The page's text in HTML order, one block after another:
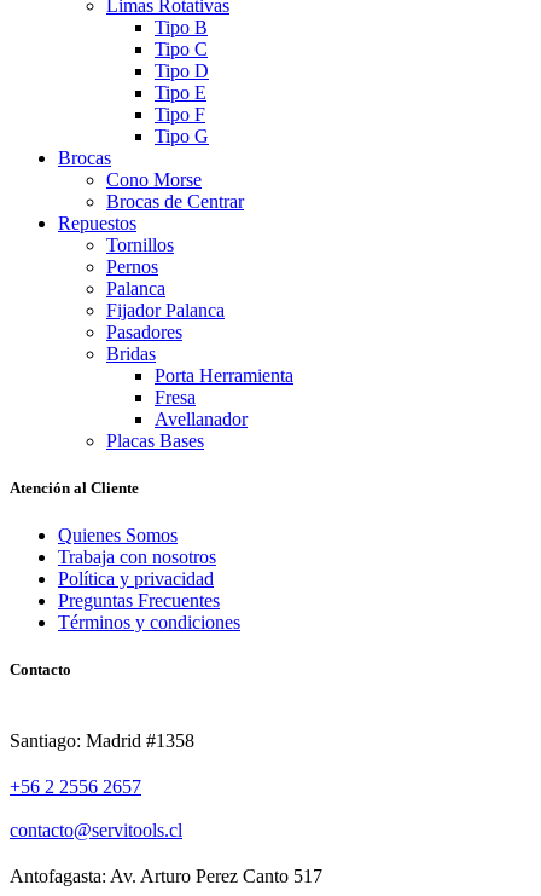
Limas Rotativas
Tipo B
Tipo C
Tipo D
Tipo E
Tipo F
Tipo G
Brocas
Cono Morse
Brocas de Centrar
Repuestos
Tornillos
Pernos
Palanca
Fijador Palanca
Pasadores
Bridas
Porta Herramienta
Fresa
Avellanador
Placas Bases
Atención al Cliente
Quienes Somos
Trabaja con nosotros
Política y privacidad
Preguntas Frecuentes
Términos y condiciones
Contacto
Santiago: Madrid #1358
+56 2 2556 2657
contacto@servitools.cl
Antofagasta: Av. Arturo Perez Canto 517